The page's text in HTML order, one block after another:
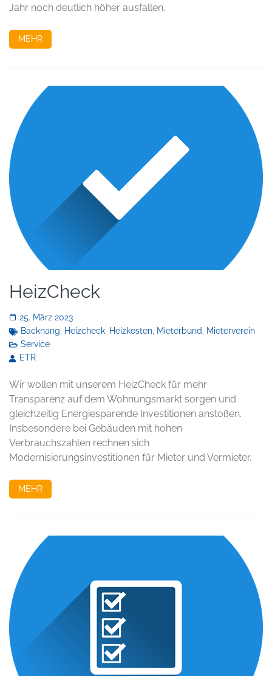
Jahr noch deutlich höher ausfallen.
MEHR
HeizCheck
25. März 2023
Backnang
Heizcheck Heizkosten Mieterbund
Mieterverein
Service
ETR
Wir wollen mit unserem HeizCheck für mehr
Transparenz auf dem Wohnungsmarkt sorgen und
gleichzeitig Energiesparende Investitionen anstoßen.
Insbesondere bei Gebäuden mit hohen
Verbrauchszahlen rechnen sich
Modernisierungsinvestitionen für Mieter und Vermieter.
MEHR